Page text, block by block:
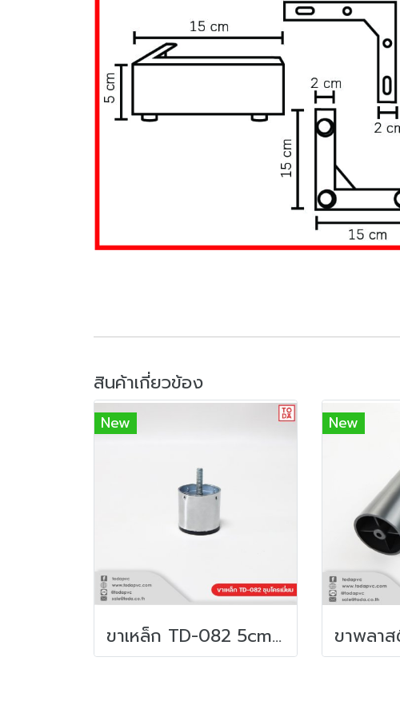
สินค้าเกี่ยวข้อง
New
ขาเหล็ก TD-082 5cm M8 ชุบโครเมี่ยม
New